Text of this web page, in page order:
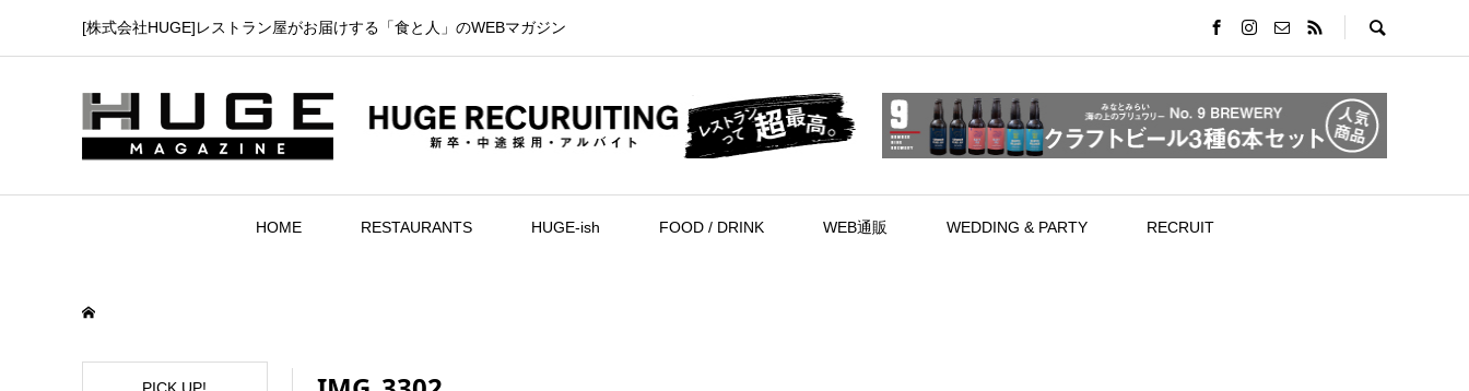
[株式会社HUGE]レストラン屋がお届けする「食と人」のWEBマガジン
HOME RESTAURANTS HUGE-ish FOOD / DRINK WEB通販 WEDDING & PARTY RECRUIT